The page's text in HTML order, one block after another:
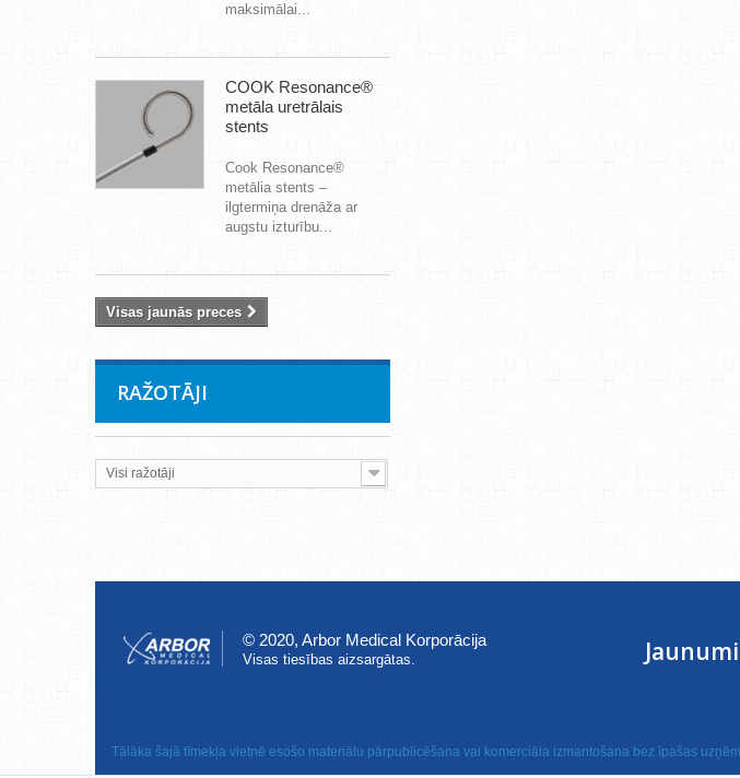
maksimālai...
COOK Resonance®
metāla uretrālais
stents
Cook Resonance®
metālia stents –
ilgtermiņa drenāža ar
augstu izturību...
Visas jaunās preces
RAŽOTĀJI
Visi ražotāji
© 2020, Arbor Medical Korporācija
Visas tiesības aizsargātas. Jaunumi
Tālāka šajā tīmekļa vietnē esošo materiālu pārpublicēšana vai komerciāla izmantošana bez īpašas